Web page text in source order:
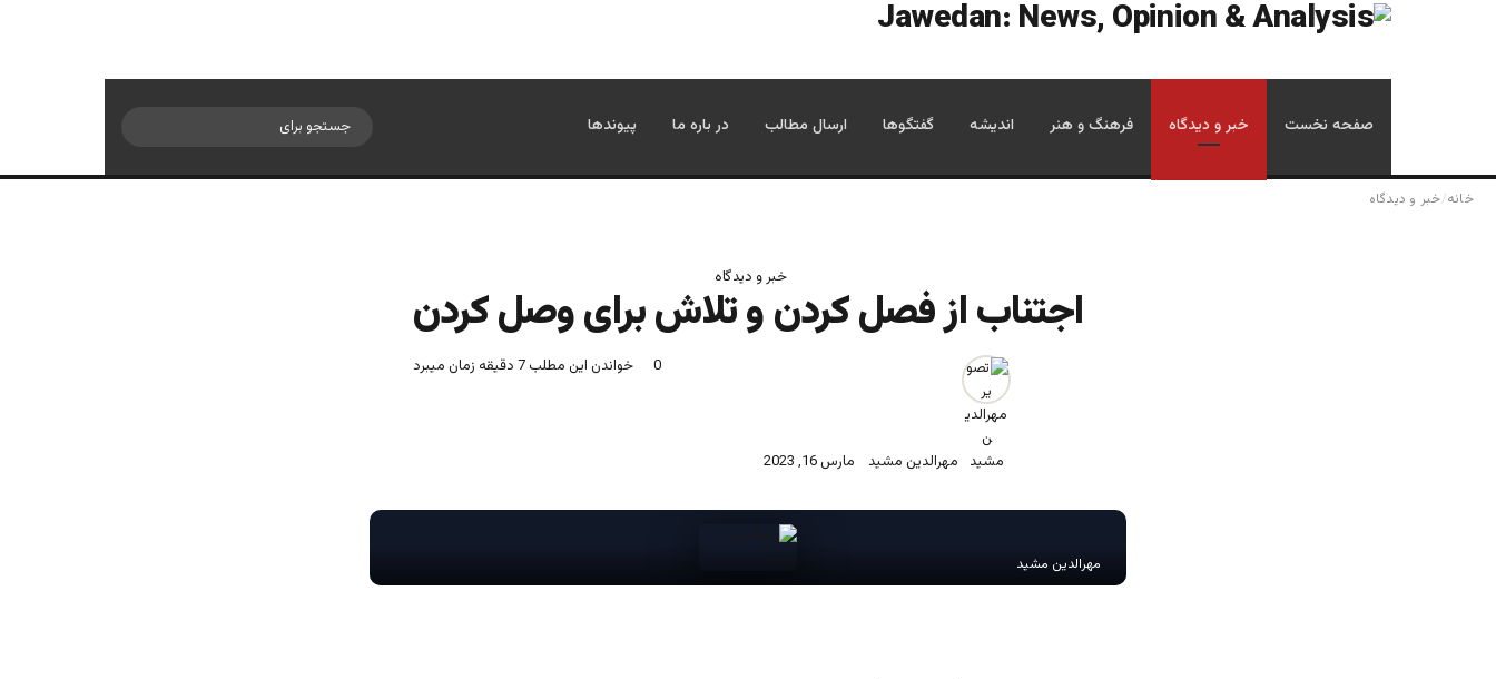
صفحه نخست خبر و دیدگاه فرهنگ و هنر اندیشه گفتگوها ارسال مطالب در باره ما پیوندها
خانه/خبر و دیدگاه
خبر و دیدگاه
اجتناب از فصل کردن و تلاش برای وصل کردن
مهرالدین مشید مارس 16, 2023
0 خواندن این مطلب 7 دقیقه زمان میبرد
مهرالدین مشید